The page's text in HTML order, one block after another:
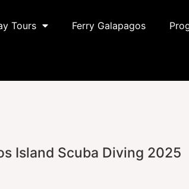
Tours Ferry Galapagos
Island Scuba Diving 2025